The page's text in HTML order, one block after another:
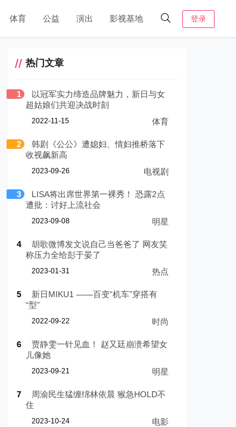
体育 公益 演出 影视基地 登录
热门文章
1
以冠军实力缔造品牌魅力，新日与女
超姑娘们共迎决战时刻
2022-11-15 体育
2
韩剧《公公》遭媳妇、情妇推桥落下
收视飙新高
2023-09-26 电视剧
3
LISA将出席世界第一裸秀！ 恐露2点
遭批：讨好上流社会
2023-09-08 明星
4
胡歌微博发文说自己当爸爸了 网友笑
称压力全给彭于晏了
2023-01-31 热点
5
新日MIKU1 ——百变“机车”穿搭有
“型”
2022-09-22 时尚
6
贾静雯一针见血！ 赵又廷崩溃希望女
儿像她
2023-09-21 明星
7
周渝民生猛缠绵林依晨 猴急HOLD不
住
2023-10-24 电影